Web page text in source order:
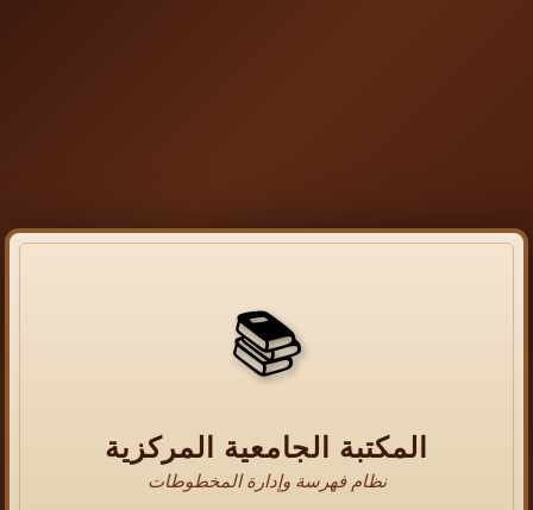
📚
المكتبة الجامعية المركزية
نظام فهرسة وإدارة المخطوطات